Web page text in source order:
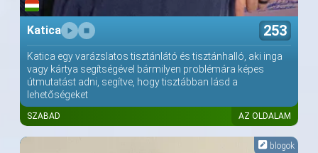
Katica 253
Katica egy varázslatos tisztánlátó és tisztánhalló, aki inga
vagy kártya segítségével bármilyen problémára képes
útmutatást adni, segítve, hogy tisztábban lásd a
lehetőségeket
SZABAD AZ OLDALAM
blogok